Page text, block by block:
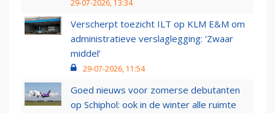
29-07-2026, 13:34
Verscherpt toezicht ILT op KLM E&M om
administratieve verslaglegging: ‘Zwaar
middel’
29-07-2026, 11:54
Goed nieuws voor zomerse debutanten
op Schiphol: ook in de winter alle ruimte